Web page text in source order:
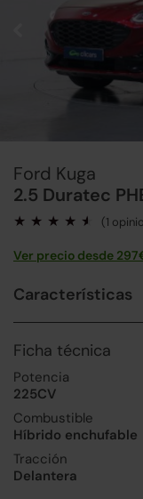
Ford Kuga
2.5 Duratec
(1
Ver precio desde 297
Características
Ficha técnica
Potencia
225CV
Combustible
Híbrido enchufable
Tracción
Delantera